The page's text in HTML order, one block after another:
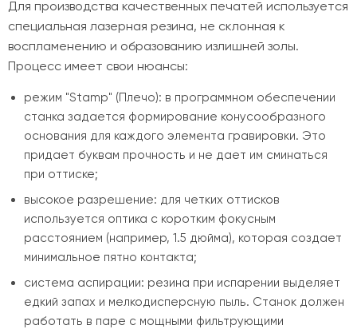
Для производства качественных печатей используется
специальная лазерная резина, не склонная к
воспламенению и образованию излишней золы.
Процесс имеет свои нюансы:
режим "Stamp" (Плечо): в программном обеспечении
станка задается формирование конусообразного
основания для каждого элемента гравировки. Это
придает буквам прочность и не дает им сминаться
при оттиске;
высокое разрешение: для четких оттисков
используется оптика с коротким фокусным
расстоянием (например, 1.5 дюйма), которая создает
минимальное пятно контакта;
система аспирации: резина при испарении выделяет
едкий запах и мелкодисперсную пыль. Станок должен
работать в паре с мощными фильтрующими